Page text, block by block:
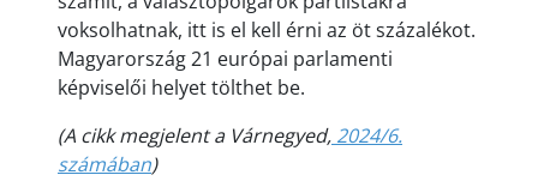
voksolhatnak, itt is el kell érni az öt százalékot.
Magyarország 21 európai parlamenti
képviselői helyet tölthet be.
(A cikk megjelent a Várnegyed, 2024/6.
számában)